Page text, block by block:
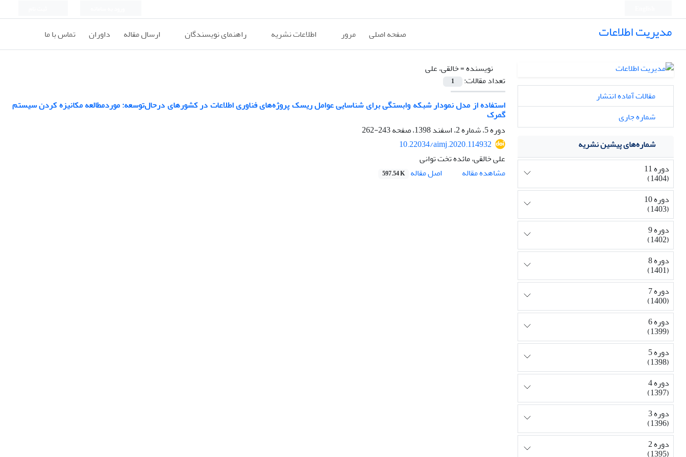
مدیریت اطلاعات صفحه اصلی مرور اطلاعات نشریه راهنمای نویسندگان ارسال مقاله داوران تماس با ما
نویسنده =خالقی، علی
تعداد مقالات:
1
استفاده از مدل نمودار شبکه وابستگی برای شناسایی عوامل ریسک پروژه‌‏های فناوری اطلاعات در کشورهای درحال‌توسعه: موردمطالعه مکانیزه کردن سیستم
گمرک
دوره 5، شماره 2، اسفند 1398، صفحه
243-262
10.22034/aimj.2020.114932
علی خالقی، مائده تخت توانی
مشاهده مقاله
اصل مقاله 597.54 K
مقالات آماده انتشار
شماره جاری
شماره‌های پیشین نشریه
دوره 11
(1404)
دوره 10
(1403)
دوره 9
(1402)
دوره 8
(1401)
دوره 7
(1400)
دوره 6
(1399)
دوره 5
(1398)
دوره 4
(1397)
دوره 3
(1396)
دوره 2